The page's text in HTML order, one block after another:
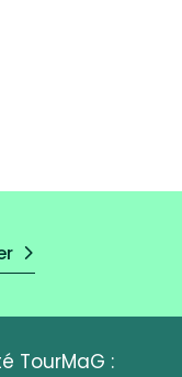
TourMaG :